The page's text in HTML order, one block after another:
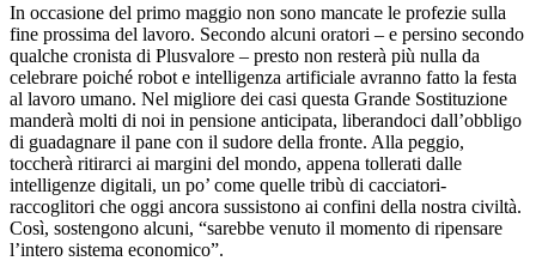
In occasione del primo maggio non sono mancate le profezie sulla
fine prossima del lavoro. Secondo alcuni oratori – e persino secondo
qualche cronista di Plusvalore – presto non resterà più nulla da
celebrare poiché robot e intelligenza artificiale avranno fatto la festa
al lavoro umano. Nel migliore dei casi questa Grande Sostituzione
manderà molti di noi in pensione anticipata, liberandoci dall’obbligo
di guadagnare il pane con il sudore della fronte. Alla peggio,
toccherà ritirarci ai margini del mondo, appena tollerati dalle
intelligenze digitali, un po’ come quelle tribù di cacciatori-
raccoglitori che oggi ancora sussistono ai confini della nostra civiltà.
Così, sostengono alcuni, “sarebbe venuto il momento di ripensare
l’intero sistema economico”.